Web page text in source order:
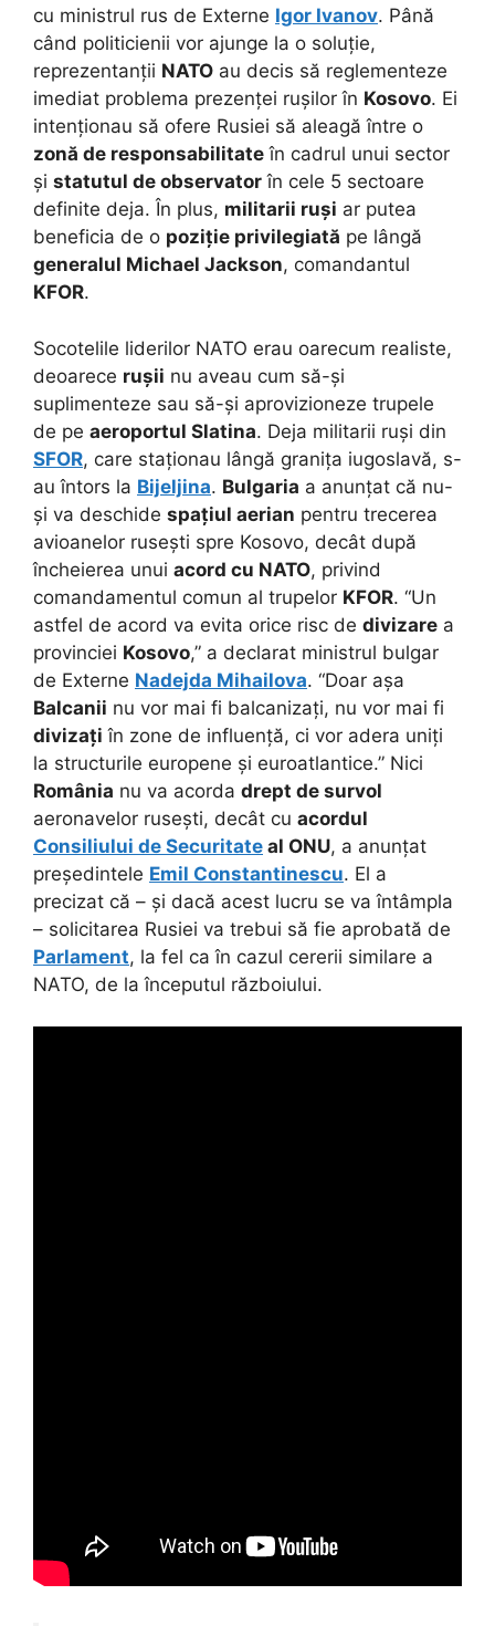
cu ministrul rus de Externe Igor Ivanov. Până
când politicienii vor ajunge la o soluție,
reprezentanții NATO au decis să reglementeze
imediat problema prezenței rușilor în Kosovo. Ei
intenționau să ofere Rusiei să aleagă între o
zonă de responsabilitate în cadrul unui sector
și statutul de observator în cele 5 sectoare
definite deja. În plus, militarii ruși ar putea
beneficia de o poziție privilegiată pe lângă
generalul Michael Jackson, comandantul
KFOR.
Socotelile liderilor NATO erau oarecum realiste,
deoarece rușii nu aveau cum să-și
suplimenteze sau să-și aprovizioneze trupele
de pe aeroportul Slatina. Deja militarii ruși din
SFOR, care staționau lângă granița iugoslavă, s-
au întors la Bijeljina. Bulgaria a anunțat că nu-
și va deschide spațiul aerian pentru trecerea
avioanelor rusești spre Kosovo, decât după
încheierea unui acord cu NATO, privind
comandamentul comun al trupelor KFOR. “Un
astfel de acord va evita orice risc de divizare a
provinciei Kosovo,” a declarat ministrul bulgar
de Externe Nadejda Mihailova. “Doar așa
Balcanii nu vor mai fi balcanizați, nu vor mai fi
divizați în zone de influență, ci vor adera uniți
la structurile europene și euroatlantice.” Nici
România nu va acorda drept de survol
aeronavelor rusești, decât cu acordul
Consiliului de Securitate al ONU, a anunțat
președintele Emil Constantinescu. El a
precizat că – și dacă acest lucru se va întâmpla
– solicitarea Rusiei va trebui să fie aprobată de
Parlament, la fel ca în cazul cererii similare a
NATO, de la începutul războiului.